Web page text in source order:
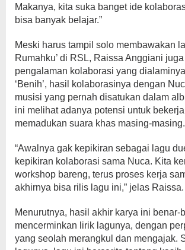
Makanya, kita suka banget ide
bisa banyak belajar.”
Meski harus tampil solo membawakan
Rumahku’ di RSL, Raissa Anggiani
pengalaman kolaborasi yang
‘Benih’, hasil kolaborasinya dengan
musisi yang pernah disatukan dalam
ini melihat adanya potensi untuk
memadukan suara khas masing-masing.
“Awalnya gak kepikiran sebagai lagu
kepikiran kolaborasi sama Nuca. Kita
workshop bareng, terus proses kerja
akhirnya bisa rilis lagu ini,” jelas Raissa.
Menurutnya, hasil akhir karya ini benar-
mencerminkan lirik lagunya, dengan
yang seolah merangkul dan mengajak.